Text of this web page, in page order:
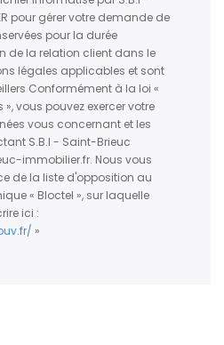
pour gérer votre demande de
pour la durée
de la relation client dans le
légales applicables et sont
Conformément à la loi «
vous pouvez exercer votre
vous concernant et les
S.B.I - Saint-Brieuc
immobilier.fr. Nous vous
de la liste d'opposition au
« Bloctel », sur laquelle
ici :
»